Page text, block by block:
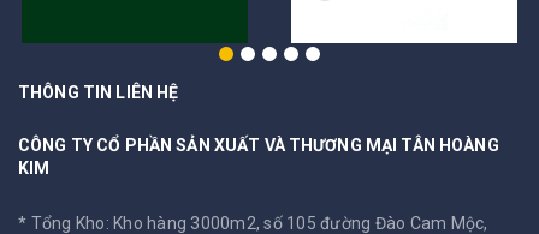
THÔNG TIN LIÊN HỆ
CÔNG TY CỔ PHẦN SẢN XUẤT VÀ THƯƠNG MẠI TÂN HOÀNG
KIM
* Tổng Kho: Kho hàng 3000m2, số 105 đường Đào Cam Mộc,